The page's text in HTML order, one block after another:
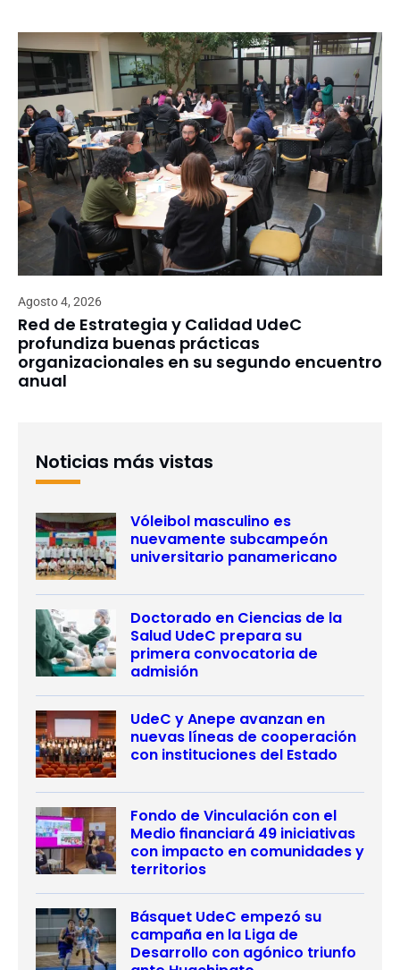
Agosto 4, 2026
Red de Estrategia y Calidad UdeC
profundiza buenas prácticas
organizacionales en su segundo encuentro
anual
Noticias más vistas
Vóleibol masculino es
nuevamente subcampeón
universitario panamericano
Doctorado en Ciencias de la
Salud UdeC prepara su
primera convocatoria de
admisión
UdeC y Anepe avanzan en
nuevas líneas de cooperación
con instituciones del Estado
Fondo de Vinculación con el
Medio financiará 49 iniciativas
con impacto en comunidades y
territorios
Básquet UdeC empezó su
campaña en la Liga de
Desarrollo con agónico triunfo